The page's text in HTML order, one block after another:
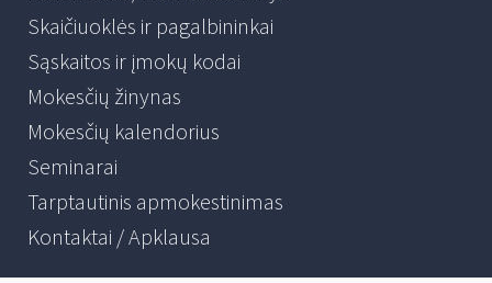
Skaičiuoklės ir pagalbininkai
Sąskaitos ir įmokų kodai
Mokesčių žinynas
Mokesčių kalendorius
Seminarai
Tarptautinis apmokestinimas
Kontaktai / Apklausa